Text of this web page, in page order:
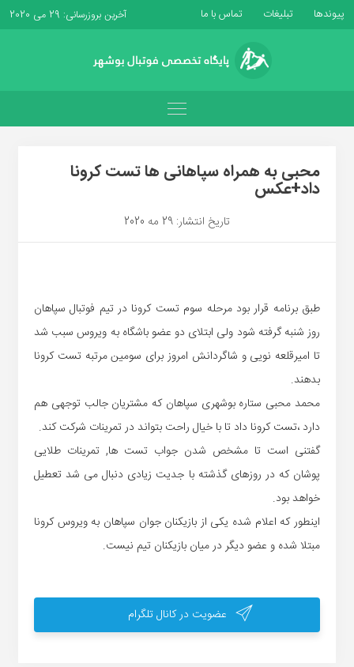
پیوندها تبلیغات تماس با ما آخرین بروزرسانی: 29 می 2020
محبی به همراه سپاهانی ها تست کرونا
داد+عکس
تاریخ انتشار: 29 مه 2020
طبق برنامه قرار بود مرحله سوم تست کرونا در تیم فوتبال سپاهان
روز شنبه گرفته شود ولی ابتلای دو عضو باشگاه به ویروس سبب شد
تا امیرقلعه نویی و شاگردانش امروز برای سومین مرتبه تست کرونا
بدهند.
محمد محبی ستاره بوشهری سپاهان که مشتریان جالب توجهی هم
دارد ،تست کرونا داد تا با خیال راحت بتواند در تمرینات شرکت کند.
گفتنی است تا مشخص شدن جواب تست ها, تمرینات طلایی
پوشان که در روزهای گذشته با جدیت زیادی دنبال می شد تعطیل
خواهد بود.
اینطور که اعلام شده یکی از بازیکنان جوان سپاهان به ویروس کرونا
مبتلا شده و عضو دیگر در میان بازیکنان تیم نیست.
عضویت در کانال تلگرام